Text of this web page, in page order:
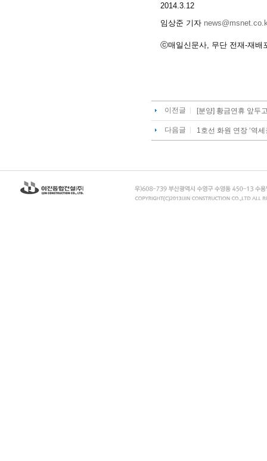
2014.3.12
임상준 기자
ⓒ매일신문사, 무단 전재-재배
이전글 [분양] 황금연휴 앞두
다음글 1호선 화원 연장 ‘역